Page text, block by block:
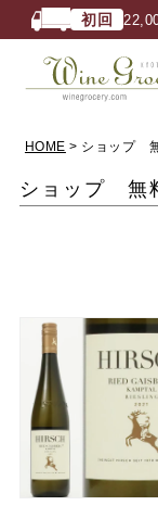
初回
HOME ショップ
ショップ 無